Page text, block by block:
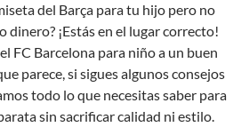
del Barça para tu hijo pero no
dinero? ¡Estás en el lugar correcto!
FC Barcelona para niño a un buen
parece, si sigues algunos consejos
todo lo que necesitas saber para
sin sacrificar calidad ni estilo.